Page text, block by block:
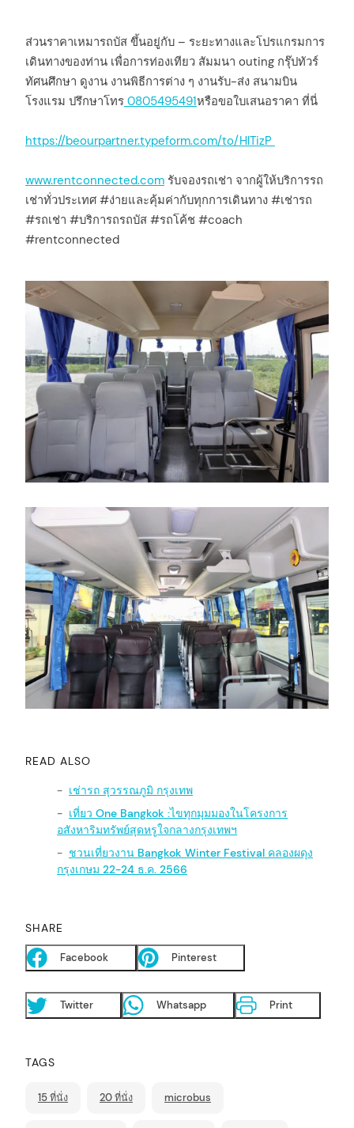
ส่วนราคาเหมารถบัส ขึ้นอยู่กับ – ระยะทางและโปรแกรมการ
เดินทางของท่าน เพื่อการท่องเทียว สัมมนา outing กรุ๊ปทัวร์
ทัศนศึกษา ดูงาน งานพิธีการต่าง ๆ งานรับ-ส่ง สนามบิน
โรงแรม ปรึกษาโทร 0805495491หรือขอใบเสนอราคา ที่นี่
https://beourpartner.typeform.com/to/HlTizP
www.rentconnected.com รับจองรถเช่า จากผู้ให้บริการรถ
เช่าทั่วประเทศ #ง่ายและคุ้มค่ากับทุกการเดินทาง #เช่ารถ
#รถเช่า #บริการถรถบัส #รถโค้ช #coach
#rentconnected
READ ALSO
เช่ารถ สุวรรณภูมิ กรุงเทพ
เที่ยว One Bangkok :ไขทุกมุมมองในโครงการ
อสังหาริมทรัพย์สุดหรูใจกลางกรุงเทพฯ
ชวนเที่ยวงาน Bangkok Winter Festival คลองผดุง
กรุงเกษม 22-24 ธ.ค. 2566
SHARE
Facebook Pinterest
Twitter Whatsapp Print
TAGS
15 ที่นั่ง 20 ที่นั่ง microbus